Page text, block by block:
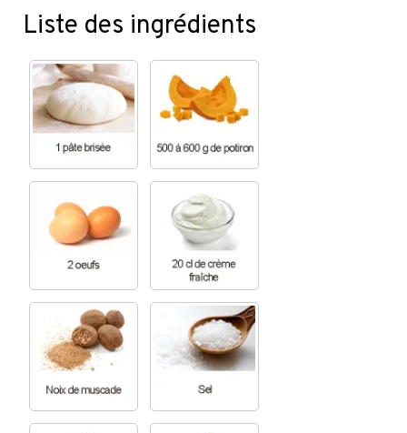
Liste des ingrédients